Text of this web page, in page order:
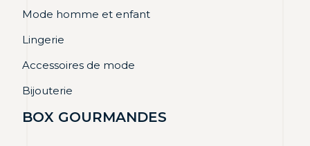
Mode homme et enfant
Lingerie
Accessoires de mode
Bijouterie
BOX GOURMANDES